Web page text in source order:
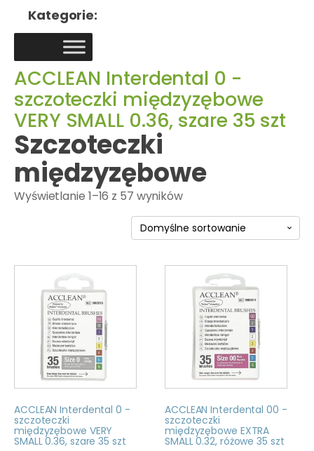
Kategorie:
ACCLEAN Interdental 0 -
szczoteczki międzyzębowe
VERY SMALL 0.36, szare 35 szt
Szczoteczki
międzyzębowe
Wyświetlanie 1–16 z 57 wyników
ACCLEAN Interdental 0 -
szczoteczki
międzyzębowe VERY
SMALL 0.36, szare 35 szt
ACCLEAN Interdental 00 -
szczoteczki
międzyzębowe EXTRA
SMALL 0.32, różowe 35 szt